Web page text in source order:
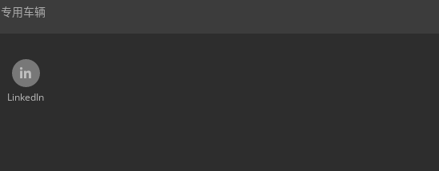
专用车辆
LinkedIn